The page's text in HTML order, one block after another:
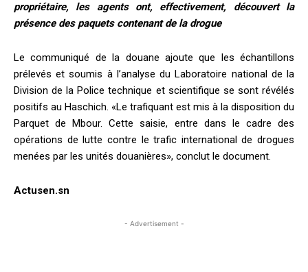
propriétaire, les agents ont, effectivement, découvert la
présence des paquets contenant de la drogue
Le communiqué de la douane ajoute que les échantillons
prélevés et soumis à l’analyse du Laboratoire national de la
Division de la Police technique et scientifique se sont révélés
positifs au Haschich. «Le trafiquant est mis à la disposition du
Parquet de Mbour. Cette saisie, entre dans le cadre des
opérations de lutte contre le trafic international de drogues
menées par les unités douanières», conclut le document.
Actusen.sn
- Advertisement -